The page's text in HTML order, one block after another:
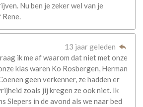
Nu ben je zeker wel van je
13 jaar geleden
ik me af waarom dat niet met onze
klas waren Ko Rosbergen, Herman
geen verkenner, ze hadden er
zoals jij kregen ze ook niet. Ik
Slepers in de avond als we naar bed